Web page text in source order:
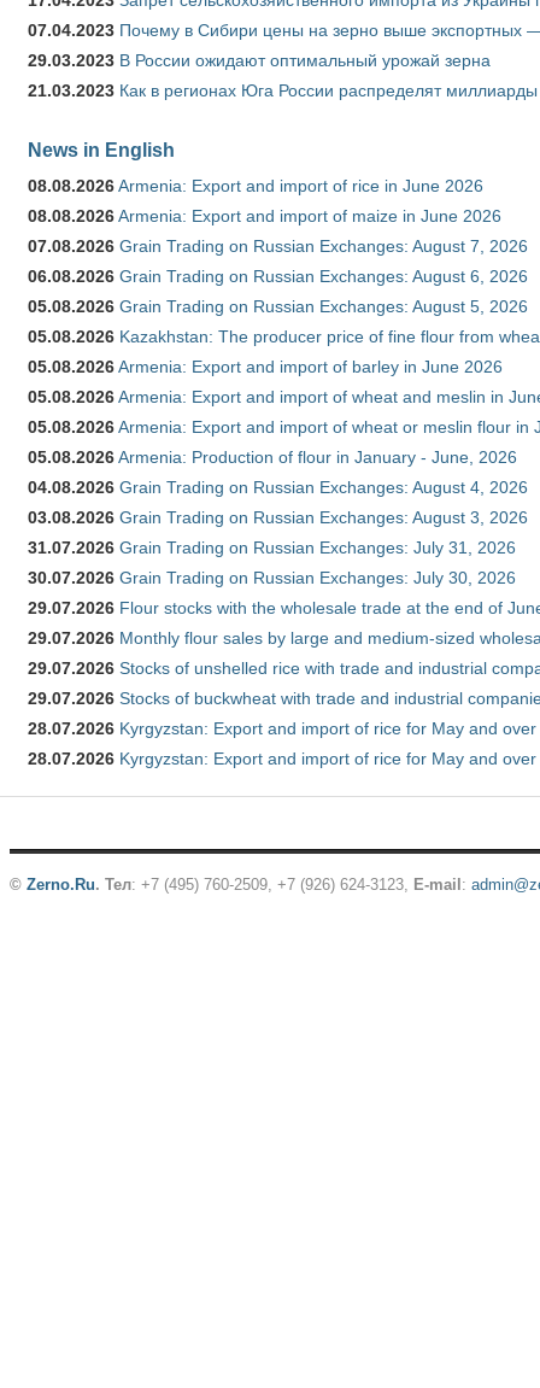
07.04.2023 Почему в Сибири цены на зерно выше экспортных
29.03.2023 В России ожидают оптимальный урожай зерна
21.03.2023 Как в регионах Юга России распределят
News in English
08.08.2026Armenia: Export and import of rice in June 2026
08.08.2026Armenia: Export and import of maize in June 2026
07.08.2026 Grain Trading on Russian Exchanges: August 7, 2026
06.08.2026 Grain Trading on Russian Exchanges: August 6, 2026
05.08.2026 Grain Trading on Russian Exchanges: August 5, 2026
05.08.2026 Kazakhstan: The producer price of fine flour from
05.08.2026Armenia: Export and import of barley in June 2026
05.08.2026Armenia: Export and import of wheat and meslin in
05.08.2026Armenia: Export and import of wheat or meslin flour in
05.08.2026Armenia: Production of flour in January - June, 2026
04.08.2026 Grain Trading on Russian Exchanges: August 4, 2026
03.08.2026 Grain Trading on Russian Exchanges: August 3, 2026
31.07.2026 Grain Trading on Russian Exchanges: July 31, 2026
30.07.2026 Grain Trading on Russian Exchanges: July 30, 2026
29.07.2026 Flour stocks with the wholesale trade at the end of
29.07.2026 Monthly flour sales by large and medium-sized
29.07.2026 Stocks of unshelled rice with trade and industrial
29.07.2026 Stocks of buckwheat with trade and industrial
28.07.2026 Kyrgyzstan: Export and import of rice for May and
28.07.2026 Kyrgyzstan: Export and import of rice for May and
© Zerno.Ru. Тел: +7 (495) 760-2509, +7 (926) 624-3123, E-mail :